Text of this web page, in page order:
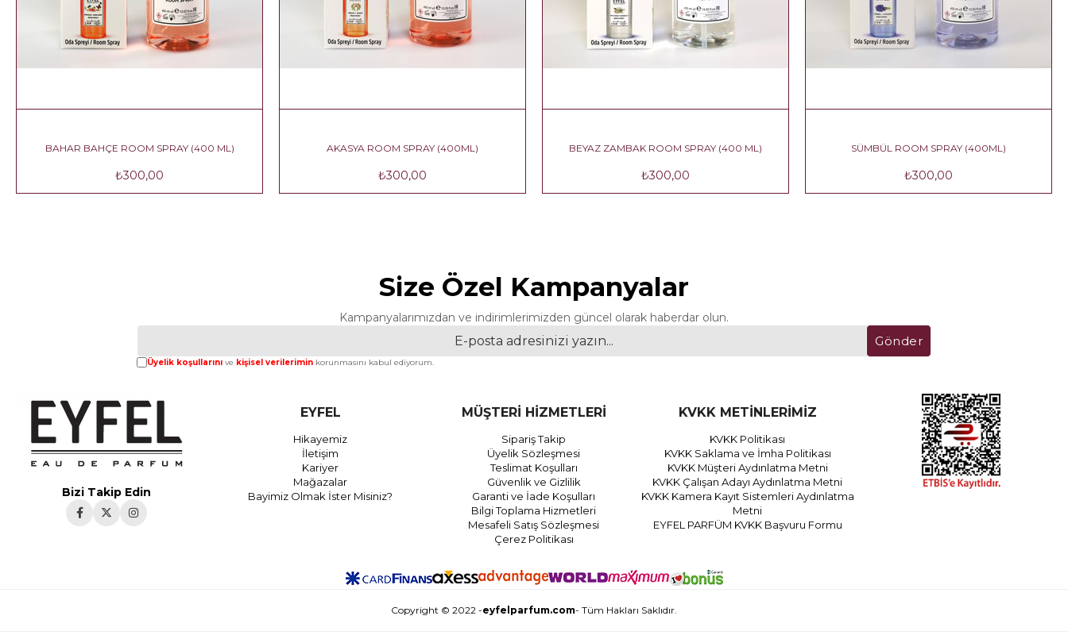
BAHAR BAHÇE ROOM SPRAY (400 ML)
₺300,00
AKASYA ROOM SPRAY (400ML)
₺300,00
BEYAZ ZAMBAK ROOM SPRAY (400 ML)
₺300,00
SÜMBÜL ROOM SPRAY (400ML)
₺300,00
Size Özel Kampanyalar
Kampanyalarımızdan ve indirimlerimizden güncel olarak haberdar olun.
Gönder
Üyelik koşullarını ve kişisel verilerimin korunmasını kabul ediyorum.
Bizi Takip Edin
EYFEL
Hikayemiz
İletişim
Kariyer
Mağazalar
Bayimiz Olmak İster Misiniz?
MÜŞTERİ HİZMETLERİ
Sipariş Takip
Üyelik Sözleşmesi
Teslimat Koşulları
Güvenlik ve Gizlilik
Garanti ve İade Koşulları
Bilgi Toplama Hizmetleri
Mesafeli Satış Sözleşmesi
Çerez Politikası
KVKK METİNLERİMİZ
KVKK Politikası
KVKK Saklama ve İmha Politikası
KVKK Müşteri Aydınlatma Metni
KVKK Çalışan Adayı Aydınlatma Metni
KVKK Kamera Kayıt Sistemleri Aydınlatma
Metni
EYFEL PARFÜM KVKK Başvuru Formu
Copyright © 2022 -eyfelparfum.com- Tüm Hakları Saklıdır.